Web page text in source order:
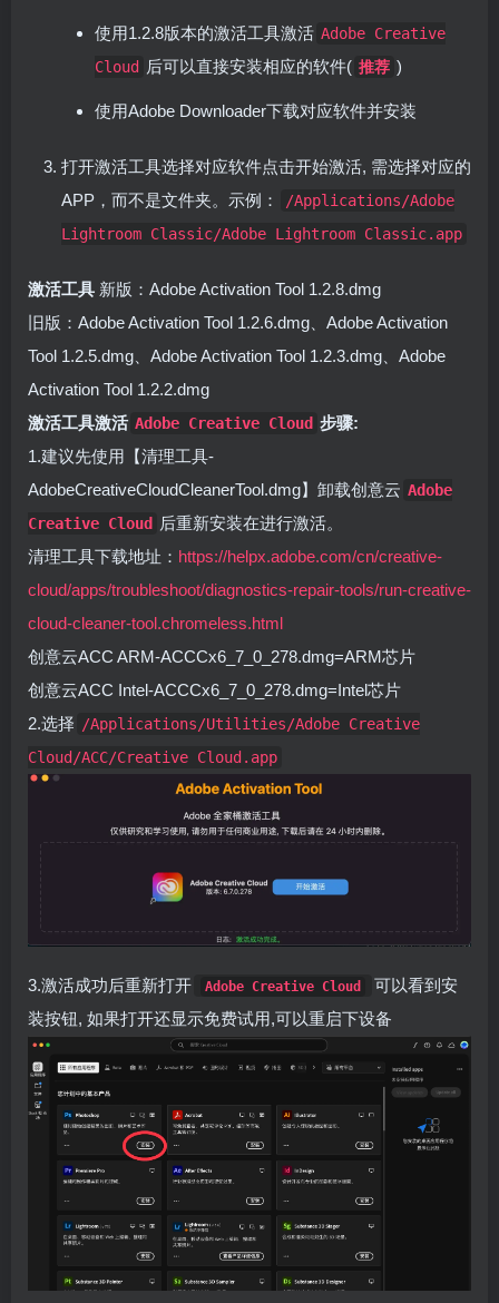
使用1.2.8版本的激活工具激活 Adobe Creative
Cloud
后可以直接安装相应的软件( 推荐 )
使用Adobe Downloader下载对应软件并安装
打开激活工具选择对应软件点击开始激活, 需选择对应的
APP，而不是文件夹。示例：
/Applications/Adobe
Lightroom Classic/Adobe Lightroom Classic.app
激活工具 新版：Adobe Activation Tool 1.2.8.dmg
旧版：Adobe Activation Tool 1.2.6.dmg、Adobe Activation
Tool 1.2.5.dmg、Adobe Activation Tool 1.2.3.dmg、Adobe
Activation Tool 1.2.2.dmg
激活工具激活 Adobe Creative Cloud 步骤:
1.建议先使用【清理工具-
AdobeCreativeCloudCleanerTool.dmg】卸载创意云 Adobe
Creative Cloud
后重新安装在进行激活。
清理工具下载地址： https://helpx.adobe.com/cn/creative-
cloud/apps/troubleshoot/diagnostics-repair-tools/run-creative-
cloud-cleaner-tool.chromeless.html
创意云ACC ARM-ACCCx6_7_0_278.dmg=ARM芯片
创意云ACC Intel-ACCCx6_7_0_278.dmg=Intel芯片
2.选择 /Applications/Utilities/Adobe Creative
Cloud/ACC/Creative Cloud.app
3.激活成功后重新打开 Adobe Creative Cloud
可以看到安
装按钮, 如果打开还显示免费试用,可以重启下设备